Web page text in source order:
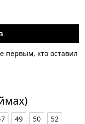
первым, кто оставил
49 50
52